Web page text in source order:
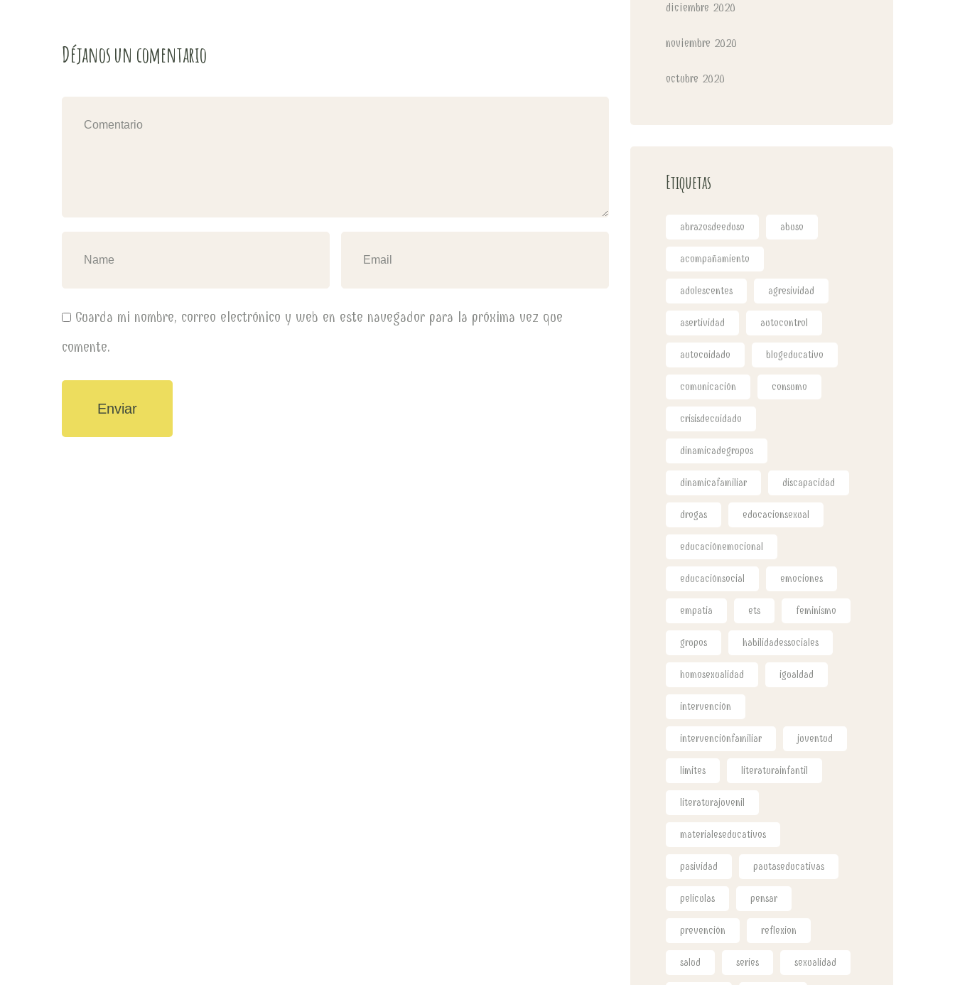
Déjanos un comentario
Guarda mi nombre, correo electrónico y web en este navegador para la próxima vez que
comente.
diciembre 2020
noviembre 2020
octubre 2020
Etiquetas
abrazosdeeduso abuso
acompañamiento
adolescentes agresividad
asertividad autocontrol
autocuidado blogeducativo
comunicación consumo
crisisdecuidado
dinamicadegrupos
dinamicafamiliar discapacidad
drogas educacionsexual
educaciónemocional
educaciónsocial emociones
empatia ets feminismo
grupos habilidadessociales
homosexualidad igualdad
intervención
intervenciónfamiliar juventud
limites literaturainfantil
literaturajuvenil
materialeseducativos
pasividad pautaseducativas
peliculas pensar
prevención reflexion
salud series sexualidad